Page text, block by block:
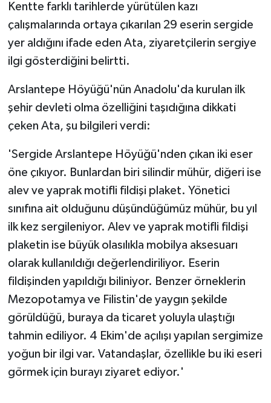
Kentte farklı tarihlerde yürütülen kazı
çalışmalarında ortaya çıkarılan 29 eserin sergide
yer aldığını ifade eden Ata, ziyaretçilerin sergiye
ilgi gösterdiğini belirtti.
Arslantepe Höyüğü'nün Anadolu'da kurulan ilk
şehir devleti olma özelliğini taşıdığına dikkati
çeken Ata, şu bilgileri verdi:
'Sergide Arslantepe Höyüğü'nden çıkan iki eser
öne çıkıyor. Bunlardan biri silindir mühür, diğeri ise
alev ve yaprak motifli fildişi plaket. Yönetici
sınıfına ait olduğunu düşündüğümüz mühür, bu yıl
ilk kez sergileniyor. Alev ve yaprak motifli fildişi
plaketin ise büyük olasılıkla mobilya aksesuarı
olarak kullanıldığı değerlendiriliyor. Eserin
fildişinden yapıldığı biliniyor. Benzer örneklerin
Mezopotamya ve Filistin'de yaygın şekilde
görüldüğü, buraya da ticaret yoluyla ulaştığı
tahmin ediliyor. 4 Ekim'de açılışı yapılan sergimize
yoğun bir ilgi var. Vatandaşlar, özellikle bu iki eseri
görmek için burayı ziyaret ediyor.'